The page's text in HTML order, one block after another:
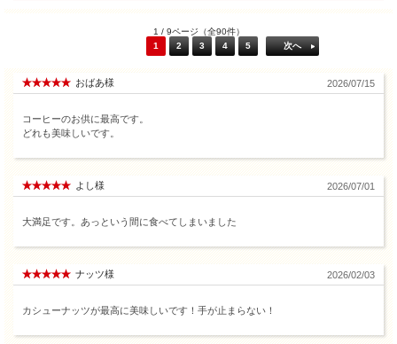
1 / 9ページ（全90件）
1
2 3 4 5 次へ
おばあ様 2026/07/15
コーヒーのお供に最高です。
どれも美味しいです。
よし様 2026/07/01
大満足です。あっという間に食べてしまいました
ナッツ様 2026/02/03
カシューナッツが最高に美味しいです！手が止まらない！